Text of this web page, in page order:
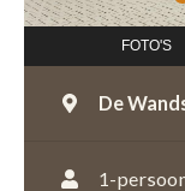
FOTO'S
De
1-